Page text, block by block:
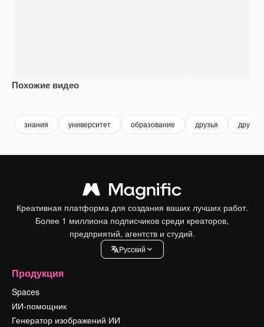
Похожие видео
знания университет образование друзья дружба
Креативная платформа для создания ваших лучших работ.
Более 1 миллиона подписчиков среди креаторов,
предприятий, агентств и студий.
Pусский
Продукция
Spaces
ИИ-помощник
Генератор изображений ИИ